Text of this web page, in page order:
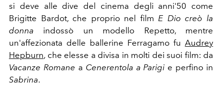
si deve alle dive del cinema degli anni'50 come
Brigitte Bardot, che proprio nel film E Dio creò la
donna indossò un modello Repetto, mentre
un'affezionata delle ballerine Ferragamo fu Audrey
Hepburn, che elesse a divisa in molti dei suoi film: da
Vacanze Romane a Cenerentola a Parigi e perfino in
Sabrina.